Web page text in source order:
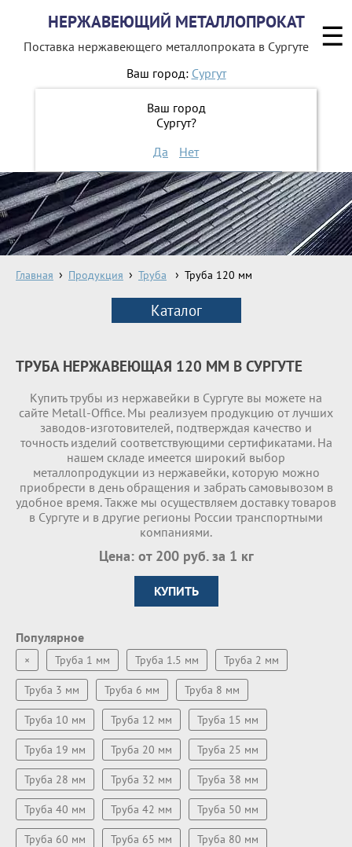
НЕРЖАВЕЮЩИЙ МЕТАЛЛОПРОКАТ
Поставка нержавеющего металлопроката в Сургуте
Ваш город: Сургут
Ваш город
Сургут?
Да
Нет
8 800 551-16-44
ЗАКАЗАТЬ ОБРАТНЫЙ ЗВОНОК
Главная Продукция Труба Труба 120 мм
Каталог
ТРУБА НЕРЖАВЕЮЩАЯ 120 ММ В СУРГУТЕ
Купить трубы из нержавейки в Сургуте вы можете на
сайте Metall-Office. Мы реализуем продукцию от лучших
заводов-изготовителей, подтверждая качество и
точность изделий соответствующими сертификатами. На
нашем складе имеетcя широкий выбор
металлопродукции из нержавейки, которую можно
приобрести в день обращения и забрать самовывозом в
удобное время. Также мы осуществляем доставку товаров
в Сургуте и в другие регионы России транспортными
компаниями.
Цена: от 200 руб. за 1 кг
КУПИТЬ
Популярное
× Труба 1 мм Труба 1.5 мм Труба 2 мм
Труба 3 мм Труба 6 мм Труба 8 мм
Труба 10 мм Труба 12 мм Труба 15 мм
Труба 19 мм Труба 20 мм Труба 25 мм
Труба 28 мм Труба 32 мм Труба 38 мм
Труба 40 мм Труба 42 мм Труба 50 мм
Труба 60 мм Труба 65 мм Труба 80 мм
☰